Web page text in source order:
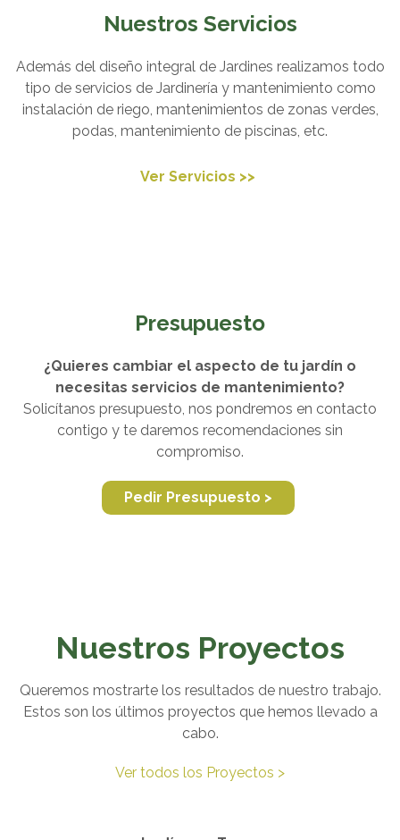
Nuestros Servicios
Además del diseño integral de Jardines realizamos todo
tipo de servicios de Jardinería y mantenimiento como
instalación de riego, mantenimientos de zonas verdes,
podas, mantenimiento de piscinas, etc.
Ver Servicios >>
Presupuesto
¿Quieres cambiar el aspecto de tu jardín o
necesitas servicios de mantenimiento?
Solicítanos presupuesto, nos pondremos en contacto
contigo y te daremos recomendaciones sin
compromiso.
Pedir Presupuesto >
Nuestros Proyectos
Queremos mostrarte los resultados de nuestro trabajo.
Estos son los últimos proyectos que hemos llevado a
cabo.
Ver todos los Proyectos >